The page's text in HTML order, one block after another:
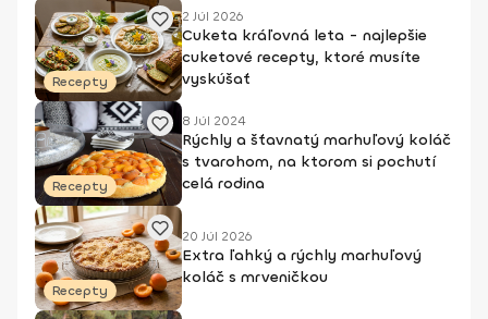
Recepty
2 Júl 2026
Cuketa kráľovná leta - najlepšie
cuketové recepty, ktoré musíte
vyskúšať
Recepty
8 Júl 2024
Rýchly a šťavnatý marhuľový koláč
s tvarohom, na ktorom si pochutí
celá rodina
Recepty
20 Júl 2026
Extra ľahký a rýchly marhuľový
koláč s mrveničkou